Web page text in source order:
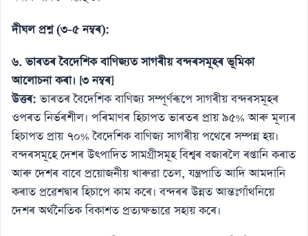
দীঘল প্ৰশ্ন (৩-৫ নম্বৰ):
৬. ভাৰতৰ বৈদেশিক বাণিজ্যত সাগৰীয় বন্দৰসমূহৰ ভূমিকা
আলোচনা কৰা। [৩ নম্বৰ]
উত্তৰ: ভাৰতৰ বৈদেশিক বাণিজ্য সম্পূৰ্ণৰূপে সাগৰীয় বন্দৰসমূহৰ
ওপৰত নিৰ্ভৰশীল। পৰিমাণৰ হিচাপত ভাৰতৰ প্ৰায় ৯৫% আৰু মূল্যৰ
হিচাপত প্ৰায় ৭০% বৈদেশিক বাণিজ্য সাগৰীয় পথেৰে সম্পন্ন হয়।
বন্দৰসমূহে দেশৰ উৎপাদিত সামগ্ৰীসমূহ বিশ্বৰ বজাৰলৈ ৰপ্তানি কৰাত
আৰু দেশৰ বাবে প্ৰয়োজনীয় খাৰুৱা তেল, যন্ত্ৰপাতি আদি আমদানি
কৰাত প্ৰৱেশদ্বাৰ হিচাপে কাম কৰে। বন্দৰৰ উন্নত আন্তঃগাঁথনিয়ে
দেশৰ অৰ্থনৈতিক বিকাশত প্ৰত্যক্ষভাৱে সহায় কৰে।